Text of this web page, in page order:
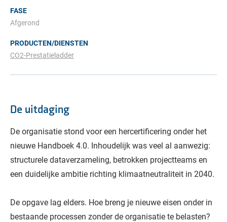
FASE
Afgerond
PRODUCTEN/DIENSTEN
CO2-Prestatieladder
De uitdaging
De organisatie stond voor een hercertificering onder het
nieuwe Handboek 4.0. Inhoudelijk was veel al aanwezig:
structurele dataverzameling, betrokken projectteams en
een duidelijke ambitie richting klimaatneutraliteit in 2040.
De opgave lag elders. Hoe breng je nieuwe eisen onder in
bestaande processen zonder de organisatie te belasten?